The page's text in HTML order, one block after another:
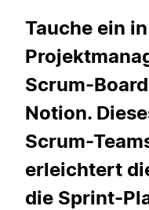
Tauche ein
Scrum-
Notion.
Scrum-
erleichtert
die Sprint-